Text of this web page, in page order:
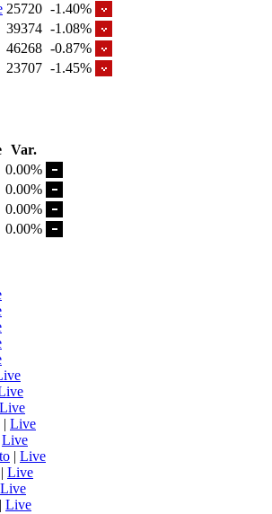
25720 -1.40%
39374 -1.08%
46268 -0.87%
23707 -1.45%
Var.
0.00%
0.00%
0.00%
0.00%
Live
| Live
Live
| Live
| Live
Live
| Live